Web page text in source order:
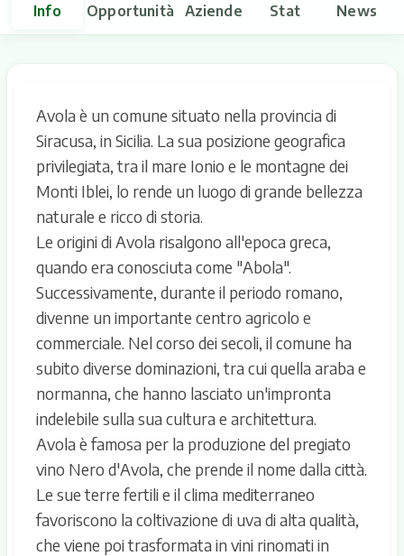
Info Opportunità Aziende Stat News
Avola è un comune situato nella provincia di
Siracusa, in Sicilia. La sua posizione geografica
privilegiata, tra il mare Ionio e le montagne dei
Monti Iblei, lo rende un luogo di grande bellezza
naturale e ricco di storia.
Le origini di Avola risalgono all'epoca greca,
quando era conosciuta come "Abola".
Successivamente, durante il periodo romano,
divenne un importante centro agricolo e
commerciale. Nel corso dei secoli, il comune ha
subito diverse dominazioni, tra cui quella araba e
normanna, che hanno lasciato un'impronta
indelebile sulla sua cultura e architettura.
Avola è famosa per la produzione del pregiato
vino Nero d'Avola, che prende il nome dalla città.
Le sue terre fertili e il clima mediterraneo
favoriscono la coltivazione di uva di alta qualità,
che viene poi trasformata in vini rinomati in